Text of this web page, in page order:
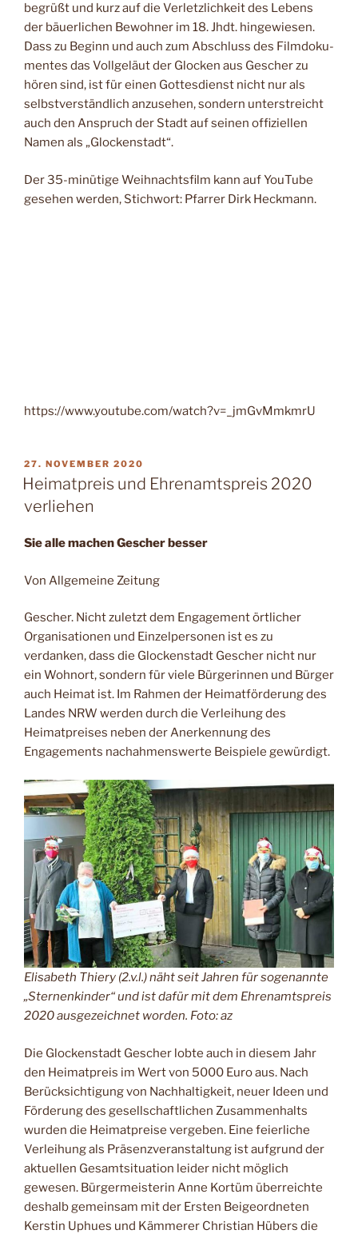
begrüßt und kurz auf die Verletzlichkeit des Lebens
der bäuerlichen Bewohner im 18. Jhdt. hingewiesen.
Dass zu Beginn und auch zum Abschluss des Filmdoku-
mentes das Vollgeläut der Glocken aus Gescher zu
hören sind, ist für einen Gottesdienst nicht nur als
selbstverständlich anzusehen, sondern unterstreicht
auch den Anspruch der Stadt auf seinen offiziellen
Namen als „Glockenstadt“.
Der 35-minütige Weihnachtsfilm kann auf YouTube
gesehen werden, Stichwort: Pfarrer Dirk Heckmann.
https://www.youtube.com/watch?v=_jmGvMmkmrU
VERÖFFENTLICHT
AM
27. NOVEMBER 2020
Heimatpreis und Ehrenamtspreis 2020
verliehen
Sie alle machen Gescher besser
Von Allgemeine Zeitung
Gescher. Nicht zuletzt dem Engagement örtlicher
Organisationen und Einzelpersonen ist es zu
verdanken, dass die Glockenstadt Gescher nicht nur
ein Wohnort, sondern für viele Bürgerinnen und Bürger
auch Heimat ist. Im Rahmen der Heimatförderung des
Landes NRW werden durch die Verleihung des
Heimatpreises neben der Anerkennung des
Engagements nachahmenswerte Beispiele gewürdigt.
Elisabeth Thiery (2.v.l.) näht seit Jahren für sogenannte
„Sternenkinder“ und ist dafür mit dem Ehrenamtspreis
2020 ausgezeichnet worden. Foto: az
Die Glockenstadt Gescher lobte auch in diesem Jahr
den Heimatpreis im Wert von 5000 Euro aus. Nach
Berücksichtigung von Nachhaltigkeit, neuer Ideen und
Förderung des gesellschaftlichen Zusammenhalts
wurden die Heimatpreise vergeben. Eine feierliche
Verleihung als Präsenzveranstaltung ist aufgrund der
aktuellen Gesamtsituation leider nicht möglich
gewesen. Bürgermeisterin Anne Kortüm überreichte
deshalb gemeinsam mit der Ersten Beigeordneten
Kerstin Uphues und Kämmerer Christian Hübers die